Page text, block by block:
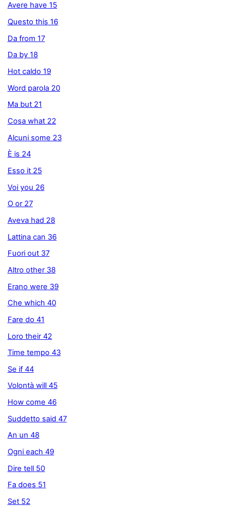
Avere have 15
Questo this 16
Da from 17
Da by 18
Hot caldo 19
Word parola 20
Ma but 21
Cosa what 22
Alcuni some 23
È is 24
Esso it 25
Voi you 26
O or 27
Aveva had 28
Lattina can 36
Fuori out 37
Altro other 38
Erano were 39
Che which 40
Fare do 41
Loro their 42
Time tempo 43
Se if 44
Volontà will 45
How come 46
Suddetto said 47
An un 48
Ogni each 49
Dire tell 50
Fa does 51
Set 52